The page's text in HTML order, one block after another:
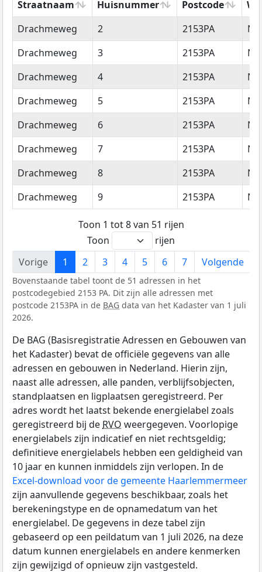
Straatnaam Huisnummer Postcode
Straatnaam
Huisnummer Postcode
Drachmeweg 2 2153PA
Drachmeweg
3 2153PA
Drachmeweg
4 2153PA
Drachmeweg
5 2153PA
Drachmeweg
6 2153PA
Drachmeweg
7 2153PA
Drachmeweg
8 2153PA
Drachmeweg
9 2153PA
Toon 1 tot 8 van 51 rijen
Toon
rijen
Vorige
1 2 3 4 5 6 7 Volgende
Bovenstaande tabel toont de 51 adressen in het
postcodegebied 2153 PA. Dit zijn alle adressen met
postcode 2153PA in de BAG data van het Kadaster van 1 juli
2026.
De BAG (Basisregistratie Adressen en Gebouwen van
het Kadaster) bevat de officiële gegevens van alle
adressen en gebouwen in Nederland. Hierin zijn,
naast alle adressen, alle panden, verblijfsobjecten,
standplaatsen en ligplaatsen geregistreerd. Per
adres wordt het laatst bekende energielabel zoals
geregistreerd bij de RVO weergegeven. Voorlopige
energielabels zijn indicatief en niet rechtsgeldig;
definitieve energielabels hebben een geldigheid van
10 jaar en kunnen inmiddels zijn verlopen. In de
Excel-download voor de gemeente Haarlemmermeer
zijn aanvullende gegevens beschikbaar, zoals het
berekeningstype en de opnamedatum van het
energielabel. De gegevens in deze tabel zijn
gebaseerd op een peildatum van 1 juli 2026, na deze
datum kunnen energielabels en andere kenmerken
zijn gewijzigd of opnieuw zijn vastgesteld.